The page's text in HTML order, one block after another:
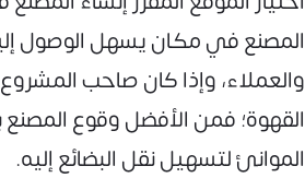
المصنع في مكان يسهل الوصول
والعملاء، وإذا كان صاحب
القهوة؛ فمن الأفضل وقوع
الموانئ لتسهيل نقل البضائع إليه.